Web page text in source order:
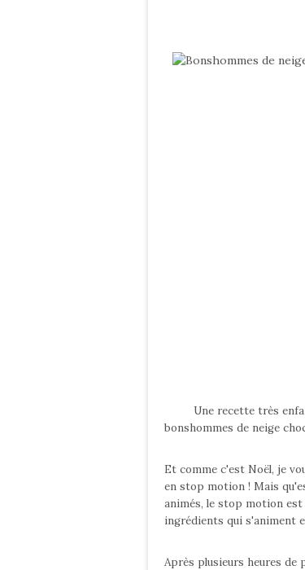
Une recette très
bonshommes de neige
Et comme c'est Noël, je
en stop motion ! Mais
animés, le stop motion est
ingrédients qui s'animent
Après plusieurs heures de